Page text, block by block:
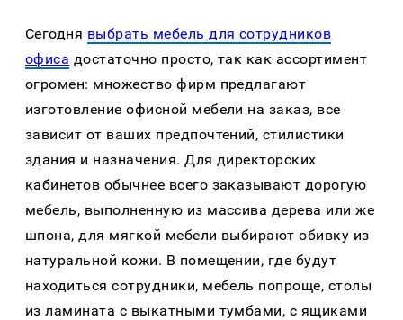
Сегодня выбрать мебель для сотрудников
офиса достаточно просто, так как ассортимент
огромен: множество фирм предлагают
изготовление офисной мебели на заказ, все
зависит от ваших предпочтений, стилистики
здания и назначения. Для директорских
кабинетов обычнее всего заказывают дорогую
мебель, выполненную из массива дерева или же
шпона, для мягкой мебели выбирают обивку из
натуральной кожи. В помещении, где будут
находиться сотрудники, мебель попроще, столы
из ламината с выкатными тумбами, с ящиками